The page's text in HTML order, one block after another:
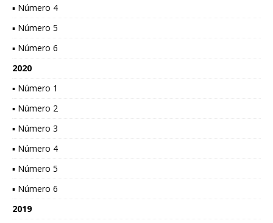
▪ Número 4
▪ Número 5
▪ Número 6
2020
▪ Número 1
▪ Número 2
▪ Número 3
▪ Número 4
▪ Número 5
▪ Número 6
2019